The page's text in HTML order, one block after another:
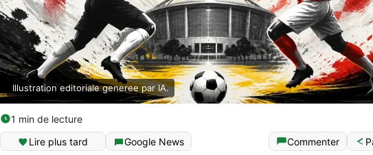
Illustration editoriale generee par IA.
1 min de lecture
Lire plus tard
Google News Commenter